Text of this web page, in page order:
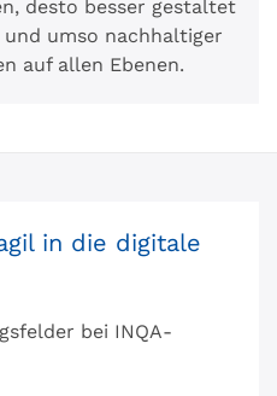
desto besser gestaltet
umso nachhaltiger
auf allen Ebenen.
in die digitale
bei INQA-